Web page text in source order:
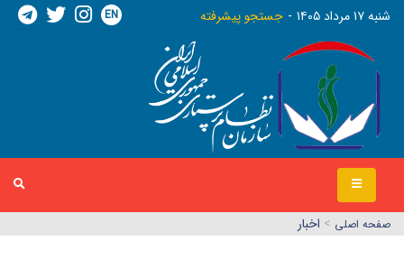
شنبه ١٧ مرداد ١٤٠٥ جستجو پیشرفته EN
صفحه اصلي > اخبار